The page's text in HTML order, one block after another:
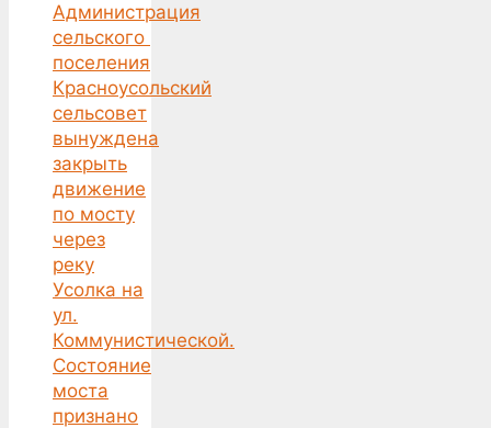
Администрация
сельского
поселения
Красноусольский
сельсовет
вынуждена
закрыть
движение
по мосту
через
реку
Усолка на
ул.
Коммунистической.
Состояние
моста
признано